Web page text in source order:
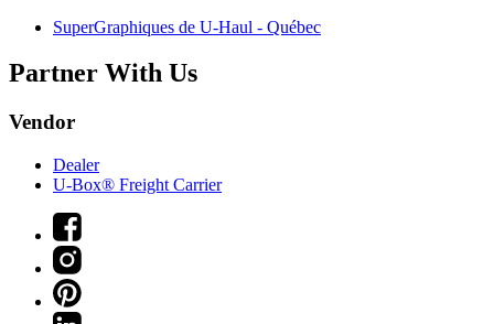
SuperGraphiques de U-Haul - Québec
Partner With Us
Vendor
Dealer
U-Box® Freight Carrier